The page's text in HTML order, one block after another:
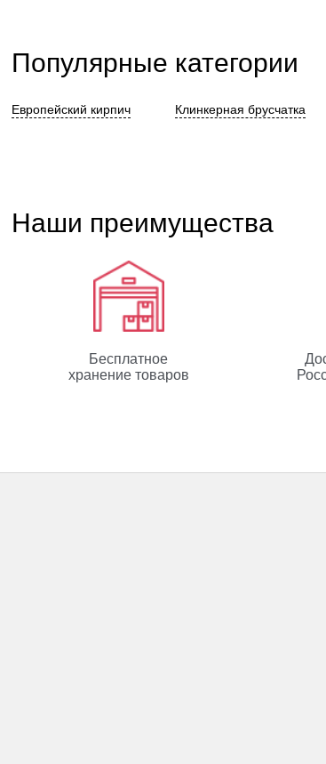
Популярные категории
Европейский кирпич Клинкерная брусчатка
Наши преимущества
Бесплатное
хранение товаров